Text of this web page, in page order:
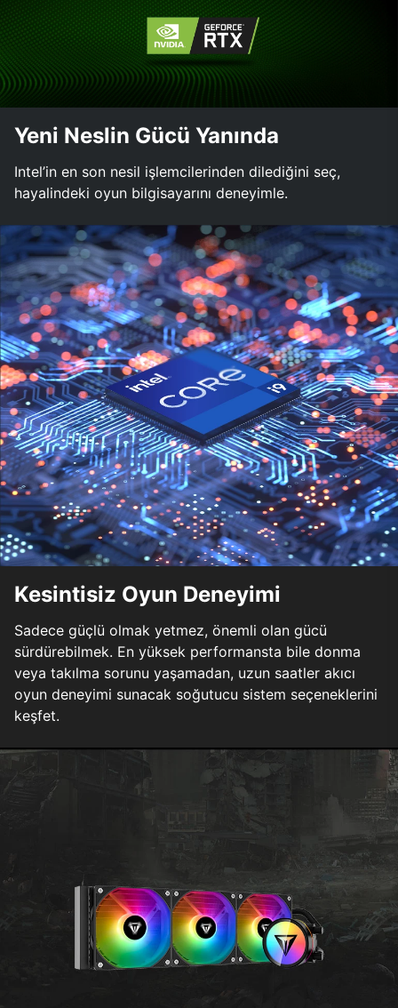
Yeni Neslin Gücü Yanında
Intel’in en son nesil işlemcilerinden dilediğini seç,
hayalindeki oyun bilgisayarını deneyimle.
Kesintisiz Oyun Deneyimi
Sadece güçlü olmak yetmez, önemli olan gücü
sürdürebilmek. En yüksek performansta bile donma
veya takılma sorunu yaşamadan, uzun saatler akıcı
oyun deneyimi sunacak soğutucu sistem seçeneklerini
keşfet.